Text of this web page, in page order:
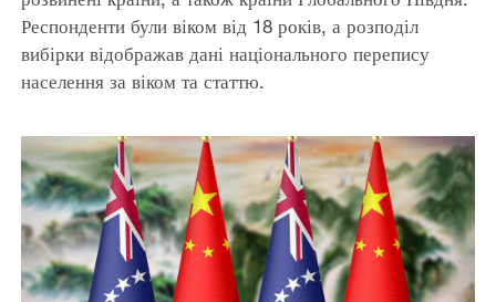
Респонденти були віком від 18 років, а розподіл
вибірки відображав дані національного перепису
населення за віком та статтю.